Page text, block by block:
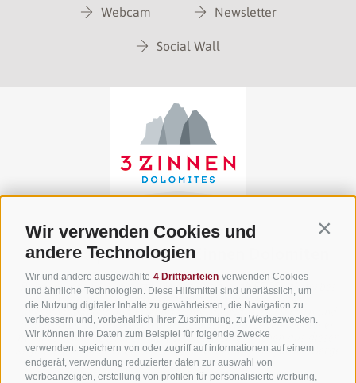
Wir verwenden Cookies und
andere Technologien
Wir und andere ausgewählte 4 Drittparteien verwenden Cookies
und ähnliche Technologien. Diese Hilfsmittel sind unerlässlich, um
die Nutzung digitaler Inhalte zu gewährleisten, die Navigation zu
verbessern und, vorbehaltlich Ihrer Zustimmung, zu Werbezwecken.
Wir können Ihre Daten zum Beispiel für folgende Zwecke
verwenden: speichern von oder zugriff auf informationen auf einem
endgerät, verwendung reduzierter daten zur auswahl von
werbeanzeigen, erstellung von profilen für personalisierte werbung,
Webcam Newsletter
Social Wall
Teil der alpinen Welt3 Zinnen Dolomiten
Rund um das markanteste Monument des UNESCO Welterbes
Dolomiten liegt eine einzigartige alpine Welt. Ihre
Überschaubarkeit und Erlebnisdichte, die Nähe zu Dörfern und
imposanten Naturkulissen und die ortsverwurzelten Menschen
mit ihrer eindrucksvollen alpinen Geschichte machen aus dieser
Region ein Alpinerlebnis für Menschen, deren Herz für die Berge
schlägt.